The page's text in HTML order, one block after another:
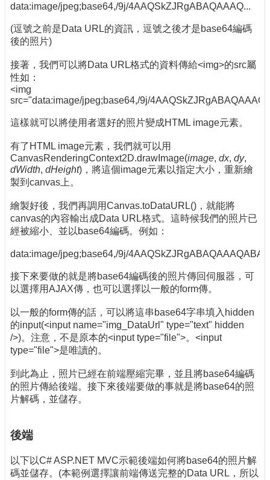
題
導
術
論
壇
產
業
專
欄
data:image/jpeg;base64,/9j/4AAQSkZJRgABAQAAAQ...
(逗號之前是Data URL的資訊，逗號之後才是base64編碼
後的照片)
接著，我們可以將Data URL格式的資料傳給<img>的src屬
性如：
<img
src="data:image/jpeg;base64,/9j/
這樣就可以將使用者選好的照片變成HTML image元素。
有了HTML image元素，我們就可以用
CanvasRenderingContext2D.drawImage(image, dx, dy,
dWidth, dHeight)，將這個image元素以指定大小，重新繪
製到canvas上。
繪製好後，我們再調用Canvas.toDataURL()，就能將
canvas的內容輸出成Data URL格式。這時候我們的照片已
經被縮小、並以base64編碼。例如：
data:image/jpeg;base64,/9j/
接下來要做的就是將base64編碼後的照片傳回伺服器，可
以選擇用AJAX傳，也可以選擇以一般的form傳。
以一般的form傳的話，可以將這串base64字串填入hidden
的input(<input name="img_DataUrl" type="text" hidden
/>)。注意，不是原本的<input type="file">。<input
type="file">是唯讀的。
到此為止，照片已經在前端壓縮完畢，並且將base64編碼
的照片傳給後端。接下來後端要做的事就是將base64的照
片解碼，並儲存。
後端
以下以C# ASP.NET MVC示範後端如何將base64的照片解
碼並儲存。(本範例選擇讓前端傳送完整的Data URL，所以